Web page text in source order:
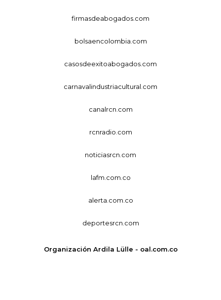
firmasdeabogados.com
bolsaencolombia.com
casosdeexitoabogados.com
carnavalindustriacultural.com
canalrcn.com
rcnradio.com
noticiasrcn.com
lafm.com.co
alerta.com.co
deportesrcn.com
Organización Ardila Lülle - oal.com.co